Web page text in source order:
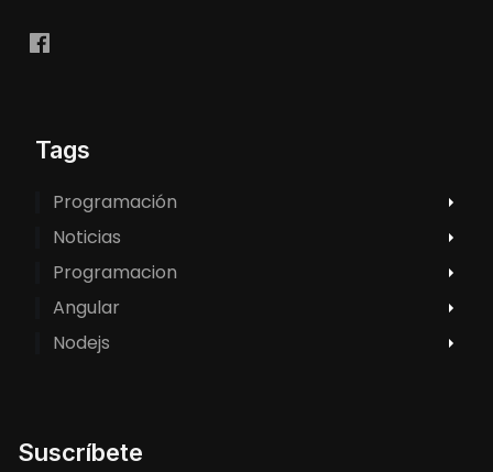
Tags
Programación
Noticias
Programacion
Angular
Nodejs
Suscríbete